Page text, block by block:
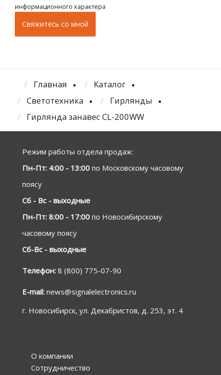
информационного характера
Главная
Каталог
Светотехника
Гирлянды
Гирлянда занавес CL-200WW
Режим работы отдела продаж:
Пн-Пт: 4:00 - 13:00 по Московскому часовому
поясу
Сб - Вс - выходные
Пн-Пт: 8:00 - 17:00 по Новосибирскому
часовому поясу
Сб-Вс - выходные
Телефон: 8 (800) 775-07-90
E-mail: news@signalelectronics.ru
г. Новосибирск, ул. Декабристов, д. 253, эт. 4
О компании
Сотрудничество